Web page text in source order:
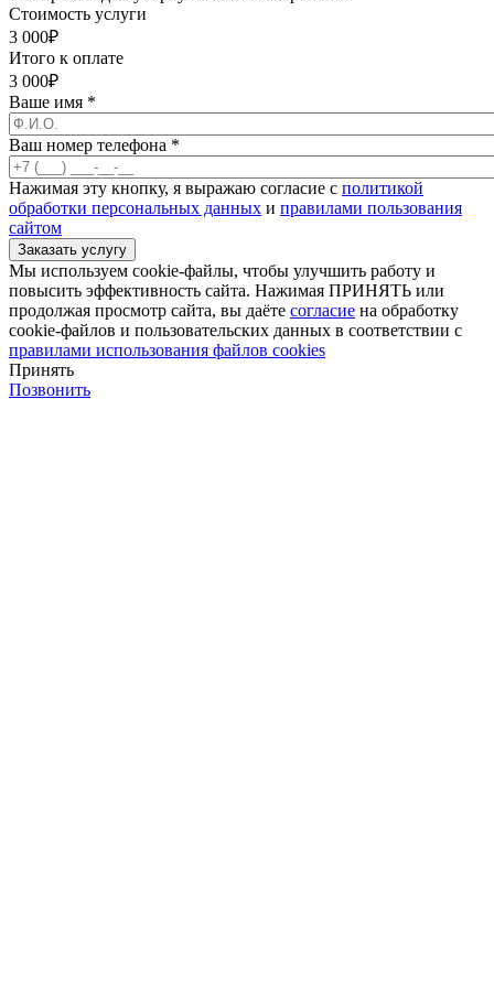
Стоимость услуги
3 000₽
Итого к оплате
3 000₽
Ваше имя *
Ваш номер телефона *
Нажимая эту кнопку, я выражаю согласие с политикой
обработки персональных данных и правилами пользования
сайтом
Мы используем cookie-файлы, чтобы улучшить работу и
повысить эффективность сайта. Нажимая ПРИНЯТЬ или
продолжая просмотр сайта, вы даёте согласие на обработку
cookie-файлов и пользовательских данных в соответствии с
правилами использования файлов cookies
Принять
Позвонить